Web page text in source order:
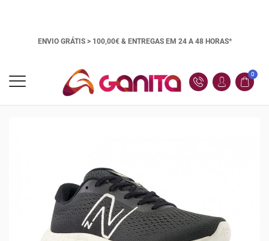
ENVIO GRÁTIS > 100,00€ & ENTREGAS EM 24 A 48 HORAS*
0